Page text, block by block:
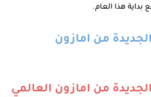
هذا العام.
من امازون
من امازون العالمي